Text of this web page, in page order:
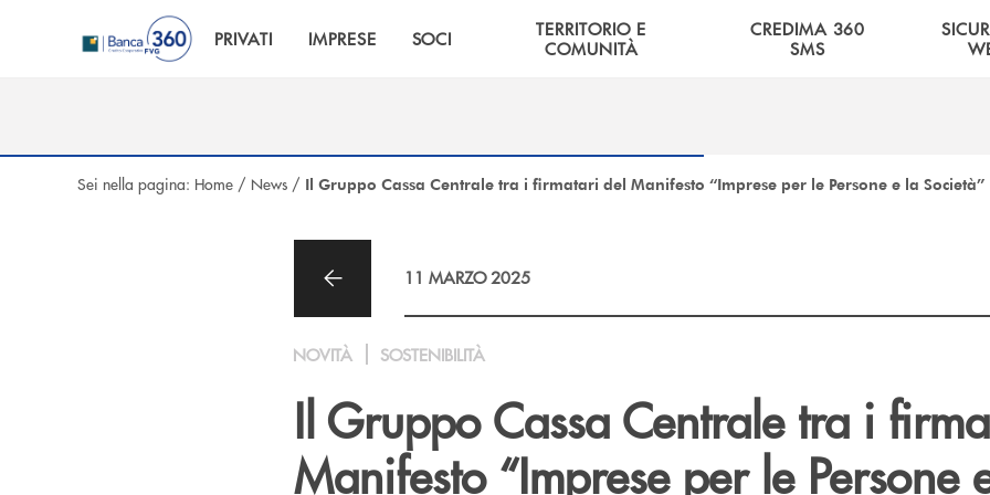
Salta al contenuto principale
PRIVATI IMPRESE SOCI
TERRITORIO E
COMUNITÀ
CREDIMA 360
SMS
Sei nella pagina: Home / News / Il Gruppo Cassa Centrale tra i firmatari del Manifesto “Imprese per le Persone e la Società”
11 MARZO 2025
NOVITÀ SOSTENIBILITÀ
Il Gruppo Cassa Centrale tra i
Manifesto “Imprese per le Persone